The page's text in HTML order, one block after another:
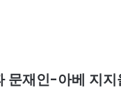
문재인-아베 지지